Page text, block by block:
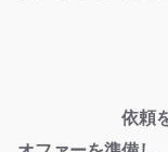
依頼